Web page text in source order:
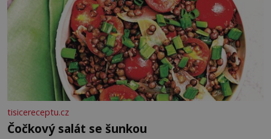
tisicereceptu.cz
Čočkový salát se šunkou